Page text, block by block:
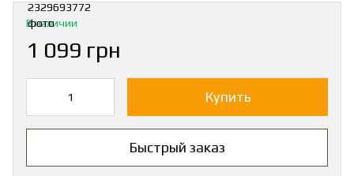
В наличии
1 099 грн
Купить
Быстрый заказ